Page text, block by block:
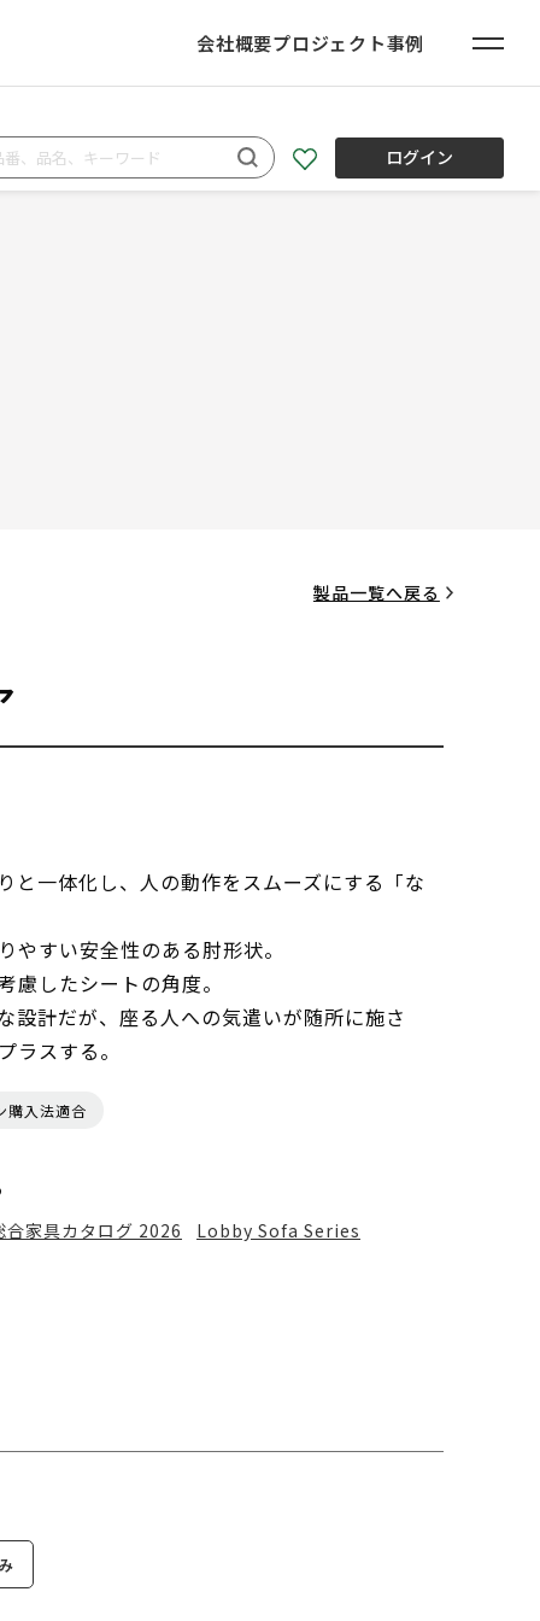
会社概要プロジェクト事例
ログイン
製品一覧へ戻る
と一体化し、人の動作をスムーズにする「な
やすい安全性のある肘形状。
慮したシートの角度。
設計だが、座る人への気遣いが随所に施さ
ラスする。
購入法適合
合家具カタログ 2026 Lobby Sofa Series